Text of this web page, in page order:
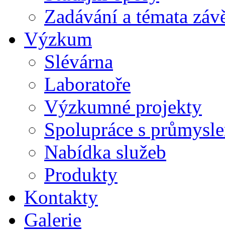
Zadávání a témata
Výzkum
Slévárna
Laboratoře
Výzkumné projekty
Spolupráce s
Nabídka služeb
Produkty
Kontakty
Galerie